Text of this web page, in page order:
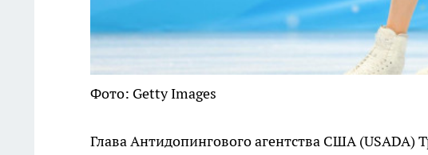
Фото: Getty Images
Глава Антидопингового агентства США (USADA)